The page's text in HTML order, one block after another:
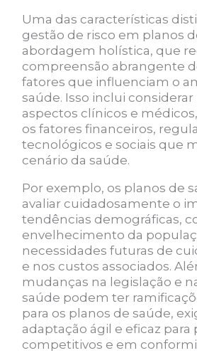
Uma das características
gestão de risco em planos
abordagem holística, que
compreensão abrangente
fatores que influenciam o
saúde. Isso inclui considerar
aspectos clínicos e
os fatores financeiros,
tecnológicos e sociais que
cenário da saúde.
Por exemplo, os planos de
avaliar cuidadosamente o
tendências demográficas,
envelhecimento da
necessidades futuras de
e nos custos associados.
mudanças na legislação e
saúde podem ter
para os planos de saúde,
adaptação ágil e eficaz
competitivos e em